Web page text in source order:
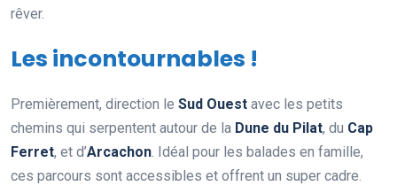
rêver.
Les incontournables !
Premièrement, direction le Sud Ouest avec les petits
chemins qui serpentent autour de la Dune du Pilat, du Cap
Ferret, et d’Arcachon. Idéal pour les balades en famille,
ces parcours sont accessibles et offrent un super cadre.